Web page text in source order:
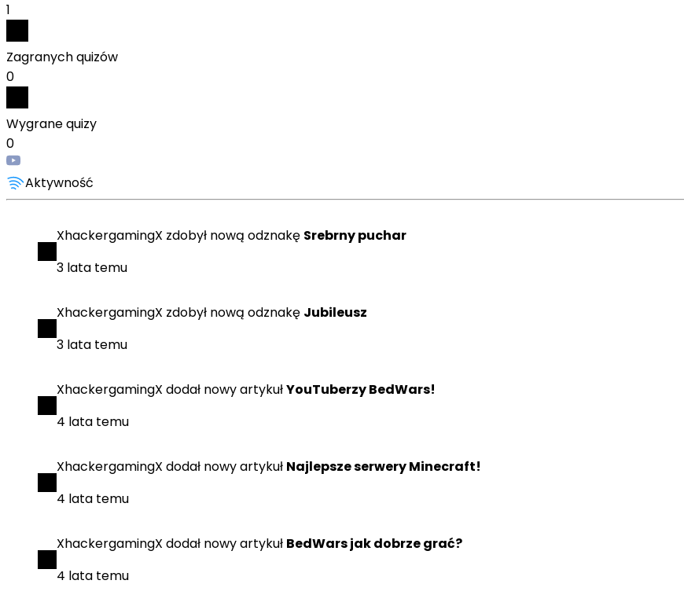
1
Zagranych quizów
0
Wygrane quizy
0
Aktywność
XhackergamingX zdobył nową odznakę Srebrny puchar
3 lata temu
XhackergamingX zdobył nową odznakę Jubileusz
3 lata temu
XhackergamingX dodał nowy artykułYouTuberzy BedWars!
4 lata temu
XhackergamingX dodał nowy artykuł Najlepsze serwery Minecraft!
4 lata temu
XhackergamingX dodał nowy artykuł BedWars jak dobrze grać?
4 lata temu